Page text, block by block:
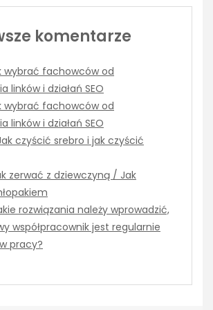
komentarze
wybrać fachowców od
linków i działań SEO
wybrać fachowców od
linków i działań SEO
czyścić srebro i jak czyścić
zerwać z dziewczyną / Jak
rozwiązania należy wprowadzić,
współpracownik jest regularnie
pracy?